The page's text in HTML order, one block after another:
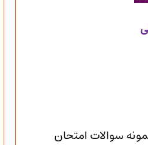
سوالات امتحان